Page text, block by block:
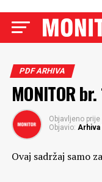
PDF ARHIVA
MONITOR
Objavljeno prije
Objavio:
Ovaj sadržaj samo